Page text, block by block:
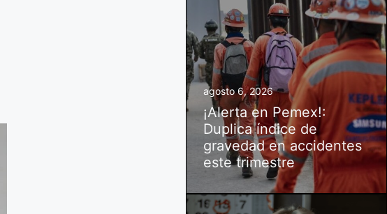
agosto 6, 2026
¡Alerta en Pemex!:
Duplica índice de
gravedad en accidentes
este trimestre